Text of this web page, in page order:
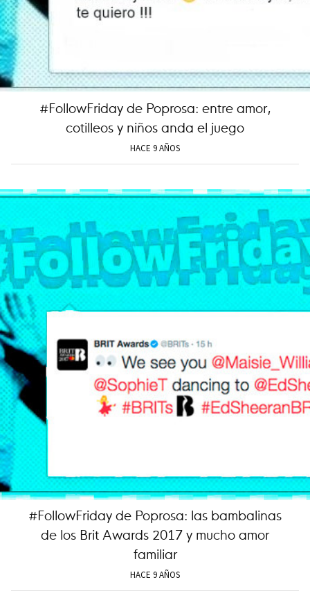
#FollowFriday de Poprosa: entre amor,
cotilleos y niños anda el juego
HACE 9 AÑOS
#FollowFriday de Poprosa: las bambalinas
de los Brit Awards 2017 y mucho amor
familiar
HACE 9 AÑOS